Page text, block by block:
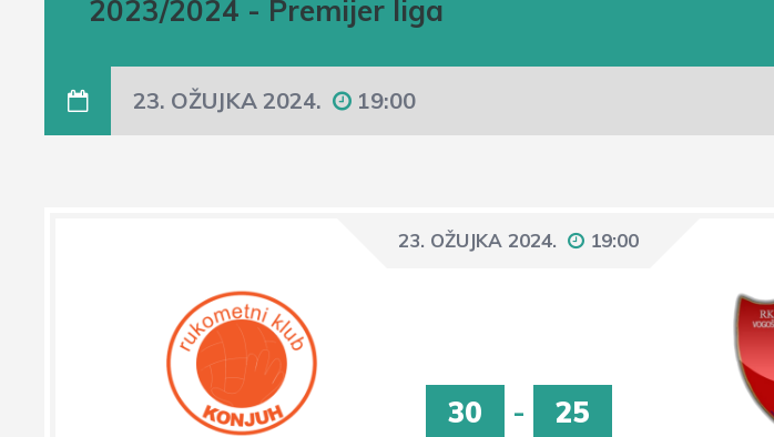
2023/2024 - Premijer liga
23. OŽUJKA 2024. 19:00
23. OŽUJKA 2024. 19:00
30 - 25